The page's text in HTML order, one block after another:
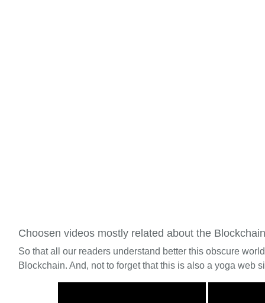
Choosen videos mostly related about the Blockchain
So that all our readers understand better this obscure
Blockchain. And, not to forget that this is also a yoga web